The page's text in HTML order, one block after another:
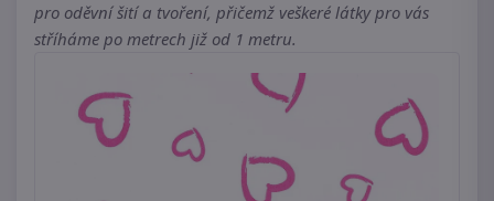
pro oděvní šití a tvoření, přičemž veškeré látky pro vás
stříháme po metrech již od 1 metru.